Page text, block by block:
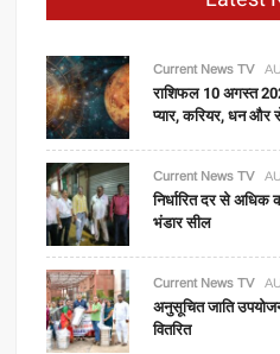
Current News TV
राशिफल 10 अगस्त
प्यार, करियर, धन और
Current News TV
निर्धारित दर से अधिक
भंडार सील
Current News TV
अनुसूचित जाति
वितरित